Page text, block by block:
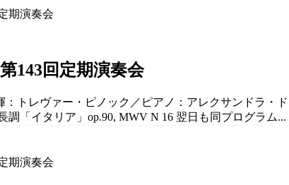
143回定期演奏会
：トレヴァー・ピノック／ピアノ：アレクサンドラ
調「イタリア」op.90, MWV N 16 翌日も同プログラム...